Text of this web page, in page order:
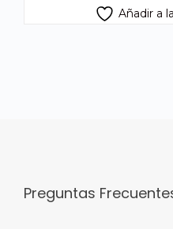
Añadir a
Preguntas